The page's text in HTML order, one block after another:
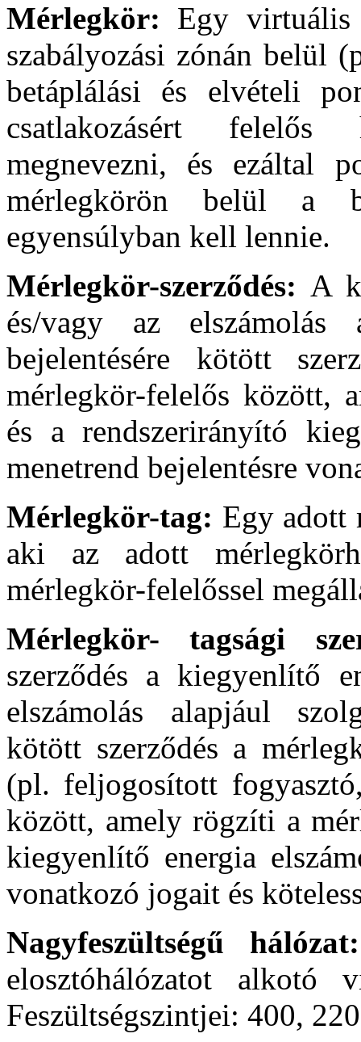
Mérlegkör: Egy virtuális
szabályozási zónán belül
betáplálási és elvételi
csatlakozásért
megnevezni, és ezáltal
mérlegkörön belül a
egyensúlyban kell lennie.
Mérlegkör-szerződés: A
és/vagy az elszámolás
bejelentésére kötött
mérlegkör-felelős között,
és a rendszerirányító
menetrend bejelentésre
Mérlegkör-tag: Egy adott
aki az adott
mérlegkör-felelőssel
Mérlegkör- tagsági
szerződés a kiegyenlítő
elszámolás alapjául
kötött szerződés a
(pl. feljogosított
között, amely rögzíti a
kiegyenlítő energia
vonatkozó jogait és
Nagyfeszültségű
elosztóhálózatot alkotó
Feszültségszintjei: 400,